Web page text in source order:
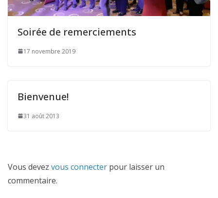
Soirée de remerciements
17 novembre 2019
Bienvenue!
31 août 2013
Vous devez vous connecter pour laisser un
commentaire.